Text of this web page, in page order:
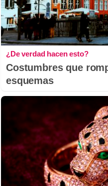
¿De verdad hacen esto?
Costumbres que
esquemas